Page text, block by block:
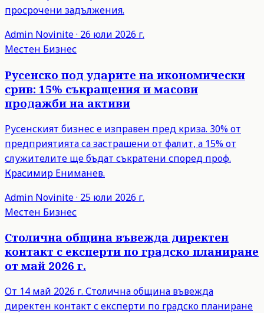
просрочени задължения.
Admin Novinite· 26 юли 2026 г.
Местен Бизнес
Русенско под ударите на икономически
срив: 15% съкращения и масови
продажби на активи
Русенският бизнес е изправен пред криза. 30% от
предприятията са застрашени от фалит, а 15% от
служителите ще бъдат съкратени според проф.
Красимир Ениманев.
Admin Novinite· 25 юли 2026 г.
Местен Бизнес
Столична община въвежда директен
контакт с експерти по градско планиране
от май 2026 г.
От 14 май 2026 г. Столична община въвежда
директен контакт с експерти по градско планиране